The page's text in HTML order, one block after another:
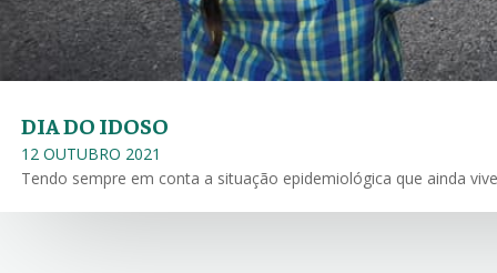
DIA DO IDOSO
12 OUTUBRO 2021
Tendo sempre em conta a situação epidemiológica que ainda